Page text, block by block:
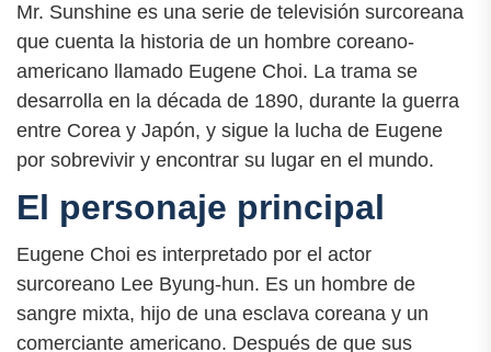
Mr. Sunshine es una serie de televisión surcoreana
que cuenta la historia de un hombre coreano-
americano llamado Eugene Choi. La trama se
desarrolla en la década de 1890, durante la guerra
entre Corea y Japón, y sigue la lucha de Eugene
por sobrevivir y encontrar su lugar en el mundo.
El personaje principal
Eugene Choi es interpretado por el actor
surcoreano Lee Byung-hun. Es un hombre de
sangre mixta, hijo de una esclava coreana y un
comerciante americano. Después de que sus